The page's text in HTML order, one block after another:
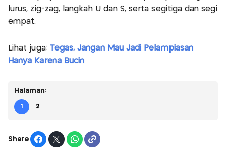
lurus, zig-zag, langkah U dan S, serta segitiga dan segi
empat.
Lihat juga: Tegas, Jangan Mau Jadi Pelampiasan
Hanya Karena Bucin
Halaman:
1 2
Share